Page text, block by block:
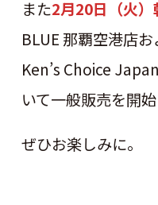
また2月20日（火
BLUE 那覇空港店
Ken’s Choice
いて一般販売を開始
ぜひお楽しみに。